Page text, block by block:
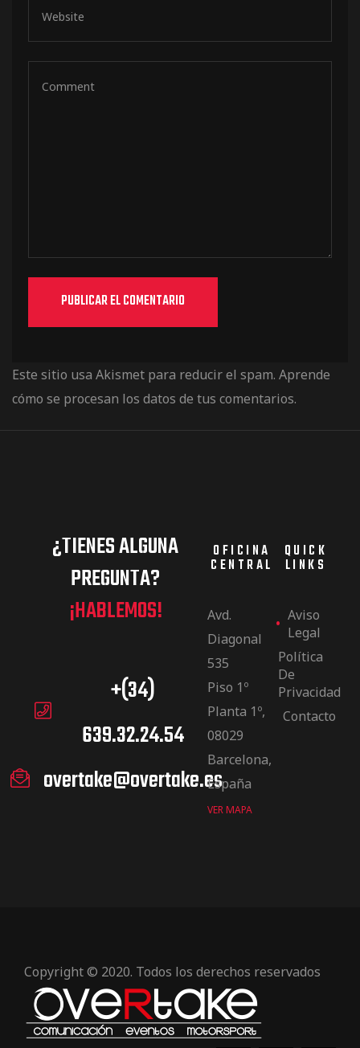
Este sitio usa Akismet para reducir el spam. Aprende
cómo se procesan los datos de tus comentarios.
¿TIENES ALGUNA
PREGUNTA?
¡HABLEMOS!
+(34)
639.32.24.54
overtake@overtake.es
OFICINA
CENTRAL
Avd.
Diagonal
535
Piso 1º
Planta 1º,
08029
Barcelona,
España
VER MAPA
QUICK
LINKS
Aviso
Legal
Política
De
Privacidad
Contacto
Copyright © 2020. Todos los derechos reservados